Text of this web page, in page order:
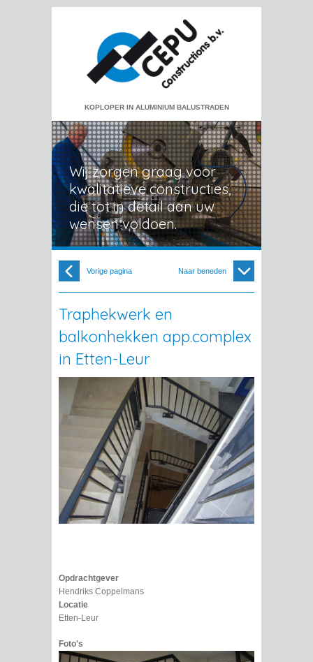
KOPLOPER IN ALUMINIUM BALUSTRADEN
Wij zorgen graag voor
kwalitatieve constructies,
die tot in detail aan uw
wensen voldoen.
Naar beneden
Vorige pagina
Traphekwerk en
balkonhekken app.complex
in Etten-Leur
Opdrachtgever
Hendriks Coppelmans
Locatie
Etten-Leur
Foto's